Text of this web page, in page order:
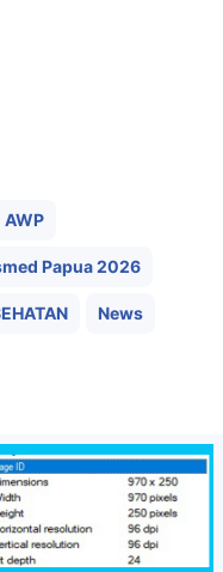
AWP
Papua 2026
News